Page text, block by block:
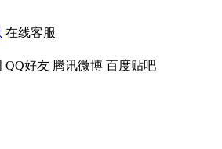
在线客服
QQ好友 腾讯微博 百度贴吧